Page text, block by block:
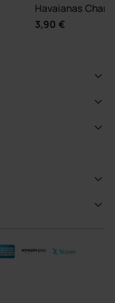
Havaianas
3,90 €